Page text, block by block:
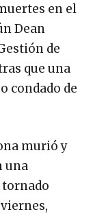
en el
Dean
de
que una
condado de
murió y
una
tornado